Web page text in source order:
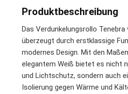
Produktbeschreibung
Das Verdunkelungsrollo Tenebra
überzeugt durch erstklassige
modernes Design. Mit den
elegantem Weiß bietet es nicht
und Lichtschutz, sondern auch
Isolierung gegen Wärme und